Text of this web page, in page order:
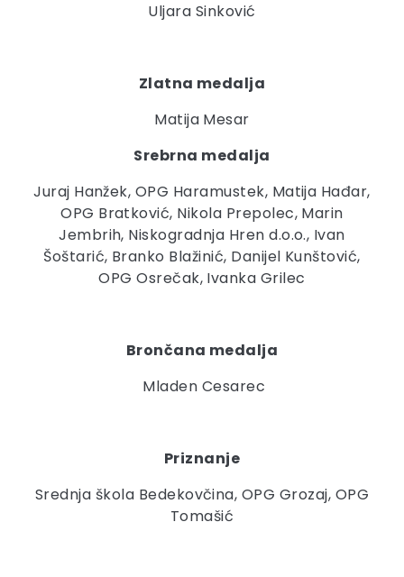
Uljara Sinković
Zlatna medalja
Matija Mesar
Srebrna medalja
Juraj Hanžek, OPG Haramustek, Matija Hađar,
OPG Bratković, Nikola Prepolec, Marin
Jembrih, Niskogradnja Hren d.o.o., Ivan
Šoštarić, Branko Blažinić, Danijel Kunštović,
OPG Osrečak, Ivanka Grilec
Brončana medalja
Mladen Cesarec
Priznanje
Srednja škola Bedekovčina, OPG Grozaj, OPG
Tomašić